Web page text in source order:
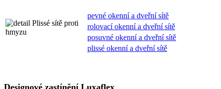
pevné okenní a dveřní sítě
rolovací okenní a dveřní sítě
posuvné okenní a dveřní sítě
plissé okenní a dveřní sítě